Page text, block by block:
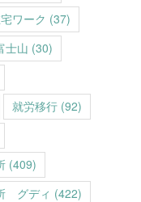
ワーク (37)
士山 (30)
就労移行 (92)
(409)
グディ (422)